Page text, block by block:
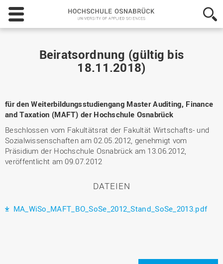
Hochschule
Osnabrück
-
of
Applied
Beiratsordnung (gültig bis
18.11.2018)
für den Weiterbildungsstudiengang Master Auditing, Finance
and Taxation (MAFT) der Hochschule Osnabrück
Beschlossen vom Fakultätsrat der Fakultät Wirtschafts- und
Sozialwissenschaften am 02.05.2012, genehmigt vom
Präsidium der Hochschule Osnabrück am 13.06.2012,
veröffentlicht am 09.07.2012
DATEIEN
MA_WiSo_MAFT_BO_SoSe_2012_Stand_SoSe_2013.pdf